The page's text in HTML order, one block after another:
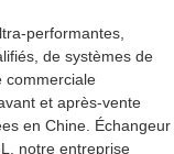
performantes,
de systèmes de
commerciale
et après-vente
en Chine. Échangeur
notre entreprise